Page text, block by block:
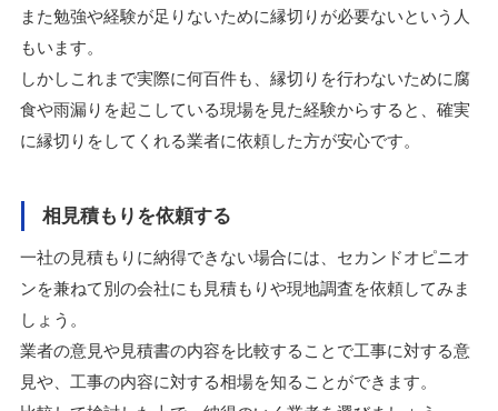
また勉強や経験が足りないために縁切りが必要ないという人
もいます。
しかしこれまで実際に何百件も、縁切りを行わないために腐
食や雨漏りを起こしている現場を見た経験からすると、確実
に縁切りをしてくれる業者に依頼した方が安心です。
相見積もりを依頼する
一社の見積もりに納得できない場合には、セカンドオピニオ
ンを兼ねて別の会社にも見積もりや現地調査を依頼してみま
しょう。
業者の意見や見積書の内容を比較することで工事に対する意
見や、工事の内容に対する相場を知ることができます。